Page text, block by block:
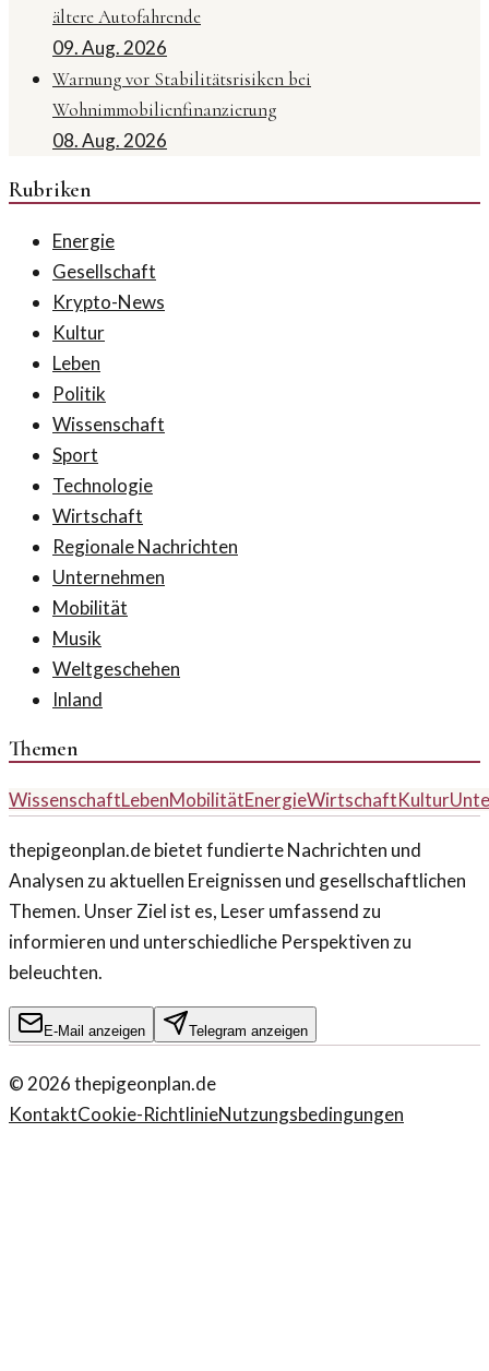
ältere Autofahrende
09. Aug. 2026
Warnung vor Stabilitätsrisiken bei
Wohnimmobilienfinanzierung
08. Aug. 2026
Rubriken
Energie
Gesellschaft
Krypto-News
Kultur
Leben
Politik
Wissenschaft
Sport
Technologie
Wirtschaft
Regionale Nachrichten
Unternehmen
Mobilität
Musik
Weltgeschehen
Inland
Themen
WissenschaftLebenMobilitätEnergieWirtschaftKultur
thepigeonplan.de bietet fundierte Nachrichten und
Analysen zu aktuellen Ereignissen und gesellschaftlichen
Themen. Unser Ziel ist es, Leser umfassend zu
informieren und unterschiedliche Perspektiven zu
beleuchten.
E-Mail anzeigen Telegram anzeigen
©2026thepigeonplan.de
KontaktCookie-RichtlinieNutzungsbedingungen